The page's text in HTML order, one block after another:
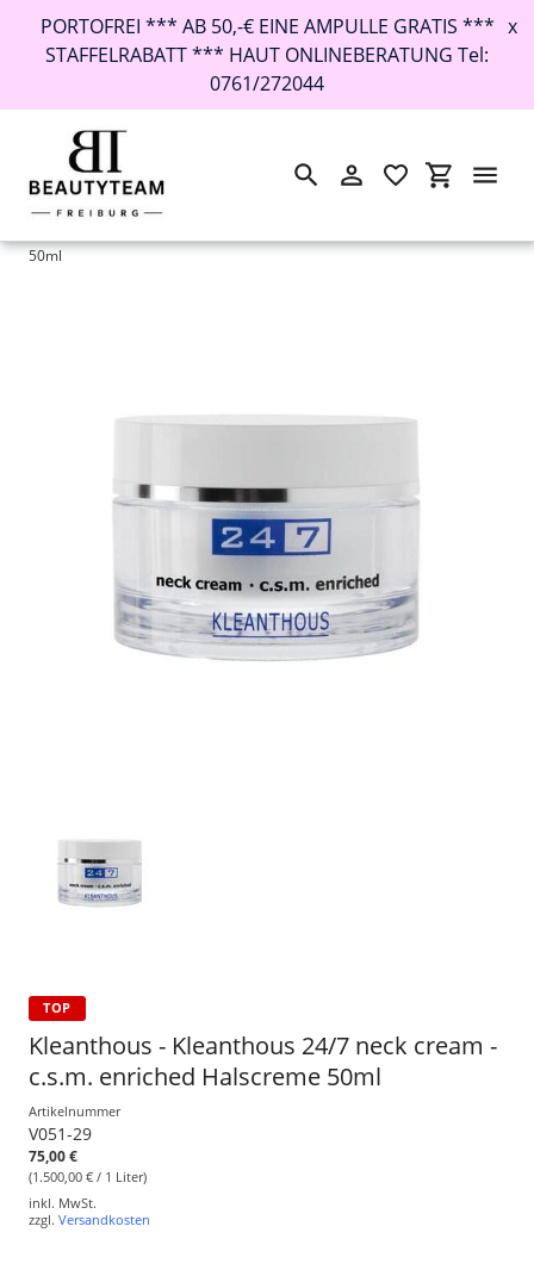
zum
PORTOFREI *** AB 50,-€ EINE AMPULLE GRATIS ***
STAFFELRABATT *** HAUT ONLINEBERATUNG Tel:
0761/272044
x
SuchenEinloggen
50ml
TOP
Kleanthous - Kleanthous 24/7 neck cream -
c.s.m. enriched Halscreme 50ml
Artikelnummer
V051-29
75,00 €
(1.500,00 € / 1 Liter)
inkl. MwSt.
zzgl. Versandkosten